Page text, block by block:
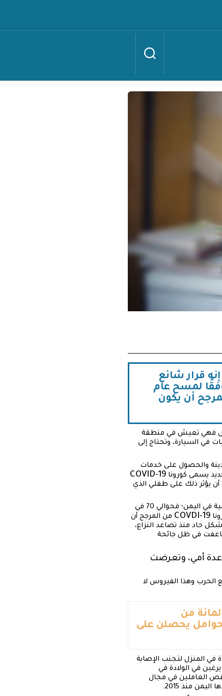
قرار شائع
المنزل وفقًا لمسح عام
أن يكون
حملها الأول فهي تعيش في منطقة
في السيارة، وتحتاج إلى
والحصول على خدمات
يسمى كوروناCOVID-19
أن يؤثر ذلك على طفلي الذي
قررت خلود إنجاب طفلها في المنزل، في قرية بلاد الوافي النائية غربي محافظة تعز. إنه قرار شائع بدرجة كافية في اليمن؛ فحوالي 70 في
COVDI-19 من المرجح أن
حاد منذ تصاعد النزاع،
وفاة بين الأمهات يوميًا في عام 2019، والنسبة تضاعفت في ظل جائحة
أمي، وتعرضت
الحرب وهذا الفيروس لا
إلى 60 في المائة من أطباء التوليد و95 في المائة من
من النساء الحوامل يحصلن على
في المنزل لتجنب الإصابة
في الولادة في
العاملين في مجال